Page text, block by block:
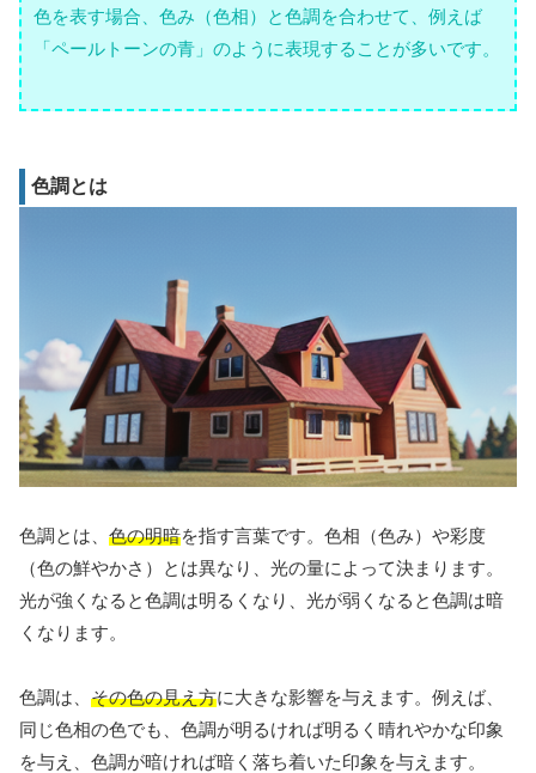
色を表す場合、色み（色相）と色調を合わせて、例えば
「ペールトーンの青」のように表現することが多いです。
色調とは
色調とは、 色の明暗を指す言葉です。色相（色み）や彩度
（色の鮮やかさ）とは異なり、光の量によって決まります。
光が強くなると色調は明るくなり、光が弱くなると色調は暗
くなります。
色調は、 その色の見え方に大きな影響を与えます。例えば、
同じ色相の色でも、色調が明るければ明るく晴れやかな印象
を与え、色調が暗ければ暗く落ち着いた印象を与えます。